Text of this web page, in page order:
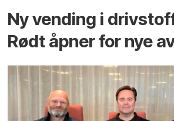
Ny vending i
Rødt åpner for nye